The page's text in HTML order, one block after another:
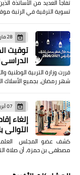
تفاجأ العديد من الأساتذة
تسوية الترقية في الرتبة
28 مارس 2021
توقيت
الدراسي2020/2021
قررت وزارة التربية الوطنية
شهر رمضان، بجميع الأسلاك
07 أبريل 2021
إلغاء
التوالي
كشف عضو المجلس العلمي
مصطفى بن حمزة، أن صلاة